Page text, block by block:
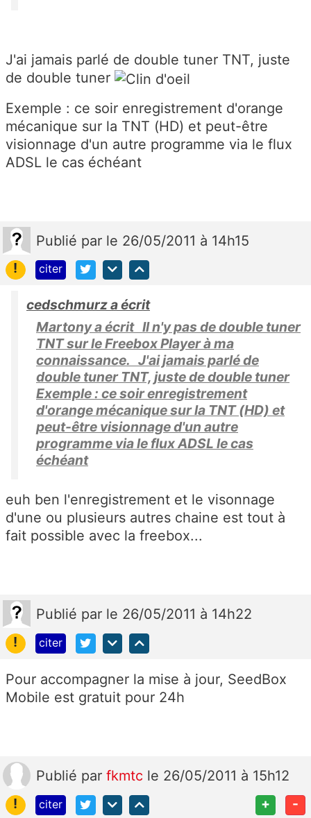
J'ai jamais parlé de double tuner TNT, juste
de double tuner
Exemple : ce soir enregistrement d'orange
mécanique sur la TNT (HD) et peut-être
visionnage d'un autre programme via le flux
ADSL le cas échéant
Publié par le 26/05/2011 à 14h15
!
citer
cedschmurz a écrit
Martony a écrit Il n'y pas de double tuner
TNT sur le Freebox Player à ma
connaissance. J'ai jamais parlé de
double tuner TNT, juste de double tuner
Exemple : ce soir enregistrement
d'orange mécanique sur la TNT (HD) et
peut-être visionnage d'un autre
programme via le flux ADSL le cas
échéant
euh ben l'enregistrement et le visonnage
d'une ou plusieurs autres chaine est tout à
fait possible avec la freebox...
Publié par le 26/05/2011 à 14h22
!
citer
Pour accompagner la mise à jour, SeedBox
Mobile est gratuit pour 24h
Publié par fkmtc le 26/05/2011 à 15h12
!
citer + -